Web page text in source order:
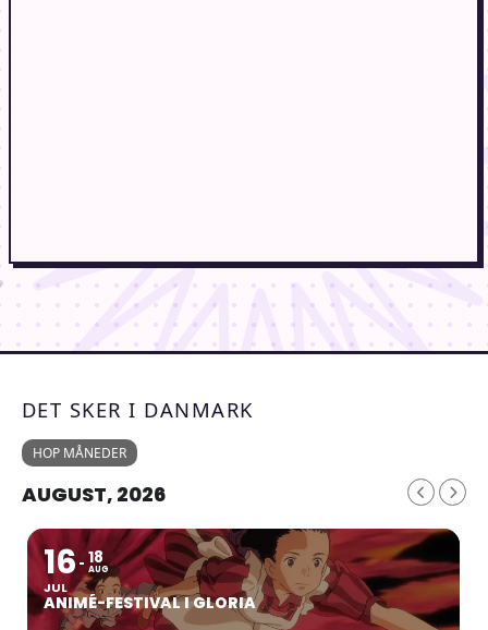
DET SKER I DANMARK
HOP MÅNEDER
AUGUST, 2026
16
JUL
18
AUG
ANIMÉ-FESTIVAL I GLORIA